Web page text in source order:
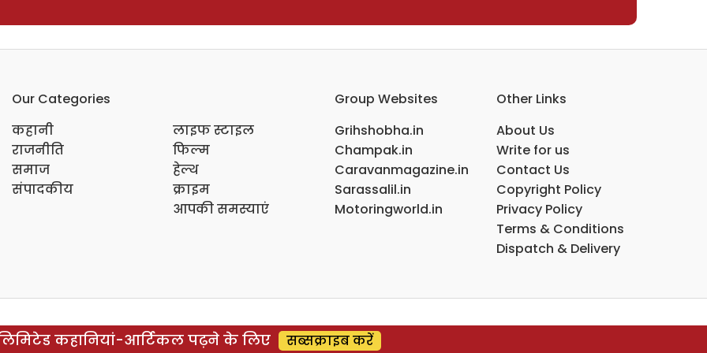
Our Categories
कहानी
राजनीति
समाज
संपादकीय
लाइफ स्टाइल
फिल्म
हेल्थ
क्राइम
आपकी समस्याएं
Group Websites
Grihshobha.in
Champak.in
Caravanmagazine.in
Sarassalil.in
Motoringworld.in
Other Links
About Us
Write for us
Contact Us
Copyright Policy
Privacy Policy
Terms & Conditions
Dispatch & Delivery
कहानियां-आर्टिकल पढ़ने के लिए सब्सक्राइब करें